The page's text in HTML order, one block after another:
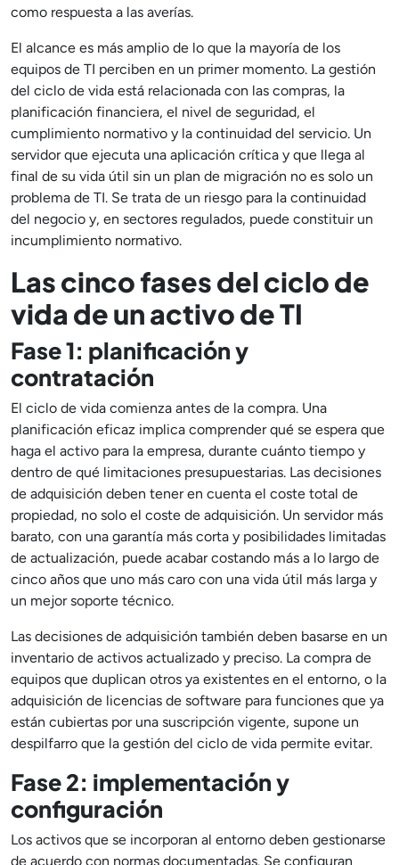
como respuesta a las averías.
El alcance es más amplio de lo que la mayoría de los
equipos de TI perciben en un primer momento. La gestión
del ciclo de vida está relacionada con las compras, la
planificación financiera, el nivel de seguridad, el
cumplimiento normativo y la continuidad del servicio. Un
servidor que ejecuta una aplicación crítica y que llega al
final de su vida útil sin un plan de migración no es solo un
problema de TI. Se trata de un riesgo para la continuidad
del negocio y, en sectores regulados, puede constituir un
incumplimiento normativo.
Las cinco fases del ciclo de
vida de un activo de TI
Fase 1: planificación y
contratación
El ciclo de vida comienza antes de la compra. Una
planificación eficaz implica comprender qué se espera que
haga el activo para la empresa, durante cuánto tiempo y
dentro de qué limitaciones presupuestarias. Las decisiones
de adquisición deben tener en cuenta el coste total de
propiedad, no solo el coste de adquisición. Un servidor más
barato, con una garantía más corta y posibilidades limitadas
de actualización, puede acabar costando más a lo largo de
cinco años que uno más caro con una vida útil más larga y
un mejor soporte técnico.
Las decisiones de adquisición también deben basarse en un
inventario de activos actualizado y preciso. La compra de
equipos que duplican otros ya existentes en el entorno, o la
adquisición de licencias de software para funciones que ya
están cubiertas por una suscripción vigente, supone un
despilfarro que la gestión del ciclo de vida permite evitar.
Fase 2: implementación y
configuración
Los activos que se incorporan al entorno deben gestionarse
de acuerdo con normas documentadas. Se configuran